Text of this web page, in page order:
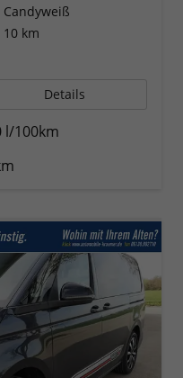
Candyweiß
10 km
Details
l/100km